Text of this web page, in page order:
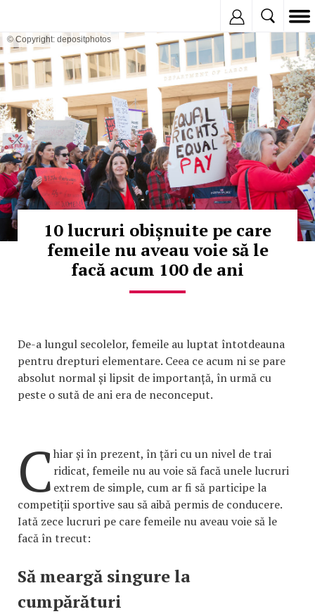
© Copyright: depositphotos
10 lucruri obișnuite pe care
femeile nu aveau voie să le
facă acum 100 de ani
De-a lungul secolelor, femeile au luptat întotdeauna
pentru drepturi elementare. Ceea ce acum ni se pare
absolut normal și lipsit de importanță, în urmă cu
peste o sută de ani era de neconceput.
Chiar și în prezent, în țări cu un nivel de trai
ridicat, femeile nu au voie să facă unele lucruri
extrem de simple, cum ar fi să participe la
competiții sportive sau să aibă permis de conducere.
Iată zece lucruri pe care femeile nu aveau voie să le
facă în trecut:
Să meargă singure la
cumpărături